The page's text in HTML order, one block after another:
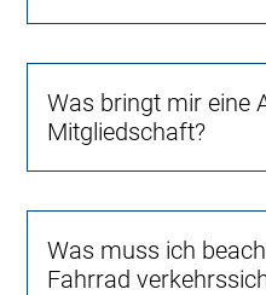
Was bringt mir eine
Mitgliedschaft?
Was muss ich
Fahrrad